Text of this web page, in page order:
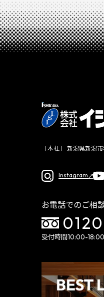
［本社］ 新潟県新潟
Instagram
お電話でのご相
受付時間10:00-